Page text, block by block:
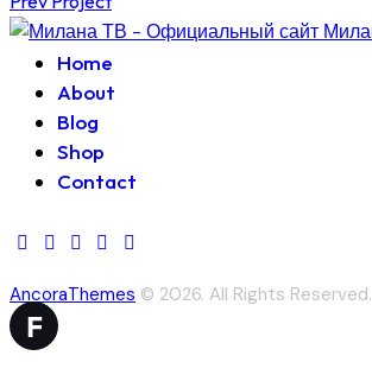
по
записям
Home
About
Blog
Shop
Contact
AncoraThemes © 2026. All Rights Reserved.